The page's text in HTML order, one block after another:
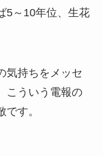
5～10年位、生花
気持ちをメッセ
こういう電報の
す。